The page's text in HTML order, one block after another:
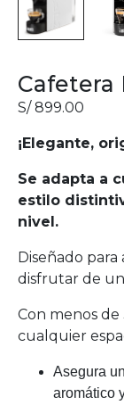
Cafetera
S/899.00
¡Elegante,
Se adapta a
estilo
nivel.
Diseñado
disfrutar de un
Con menos
cualquier
Asegura
aromático